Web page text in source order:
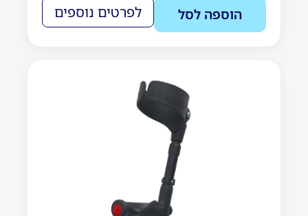
הוספה לסל לפרטים נוספים